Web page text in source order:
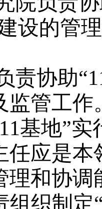
设的管
责协助“
监管工作
基地”实
任应是
理和协
组织制定